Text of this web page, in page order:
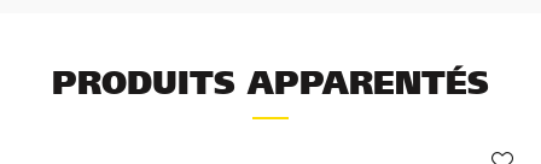
PRODUITS APPARENTÉS